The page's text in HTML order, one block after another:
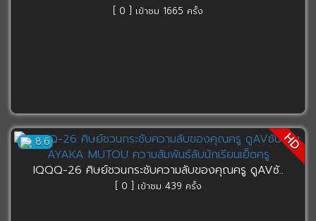
[ 0 ] เข้าชม 1665 ครั้ง
8.6 HD
IQQQ-26 ศิษย์ชวนกระชับความลับของคุณครู ดูAVซั..
[ 0 ] เข้าชม 439 ครั้ง